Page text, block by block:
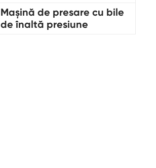
Mașină de presare cu bile
de înaltă presiune